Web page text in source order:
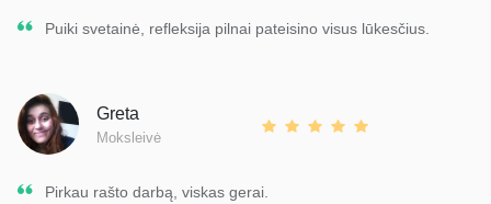
Puiki svetainė, refleksija pilnai pateisino visus lūkesčius.
Greta
Moksleivė
Pirkau rašto darbą, viskas gerai.